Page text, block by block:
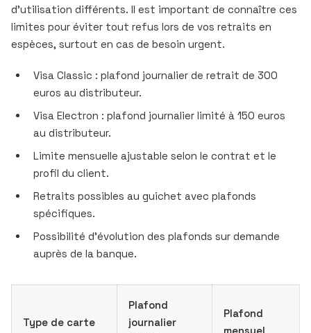
d’utilisation différents. Il est important de connaître ces
limites pour éviter tout refus lors de vos retraits en
espèces, surtout en cas de besoin urgent.
Visa Classic : plafond journalier de retrait de 300
euros au distributeur.
Visa Electron : plafond journalier limité à 150 euros
au distributeur.
Limite mensuelle ajustable selon le contrat et le
profil du client.
Retraits possibles au guichet avec plafonds
spécifiques.
Possibilité d’évolution des plafonds sur demande
auprès de la banque.
Type de carte
Plafond
journalier
Plafond